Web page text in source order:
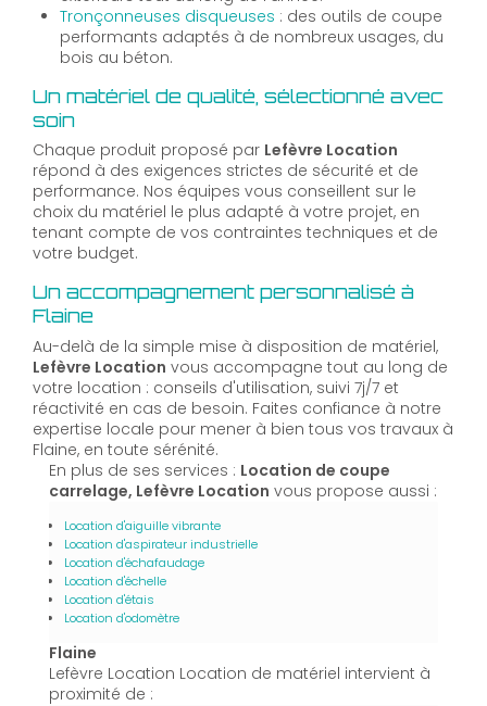
Tronçonneuses disqueuses : des outils de coupe
performants adaptés à de nombreux usages, du
bois au béton.
Un matériel de qualité, sélectionné avec
soin
Chaque produit proposé par Lefèvre Location
répond à des exigences strictes de sécurité et de
performance. Nos équipes vous conseillent sur le
choix du matériel le plus adapté à votre projet, en
tenant compte de vos contraintes techniques et de
votre budget.
Un accompagnement personnalisé à
Flaine
Au-delà de la simple mise à disposition de matériel,
Lefèvre Location vous accompagne tout au long de
votre location : conseils d'utilisation, suivi 7j/7 et
réactivité en cas de besoin. Faites confiance à notre
expertise locale pour mener à bien tous vos travaux à
Flaine, en toute sérénité.
En plus de ses services : Location de coupe
carrelage, Lefèvre Location vous propose aussi :
Location d'aiguille vibrante
Location d'aspirateur industrielle
Location d'échafaudage
Location d'échelle
Location d'étais
Location d'odomètre
Flaine
Lefèvre Location Location de matériel intervient à
proximité de :